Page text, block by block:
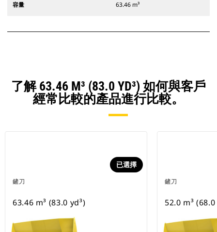
容量 63.46 m³
了解 63.46 M³ (83.0 YD³) 如何與客戶
經常比較的產品進行比較。
鏟刀
已選擇
63.46 m³ (83.0 yd³)
鏟刀
52.0 m³ (68.0